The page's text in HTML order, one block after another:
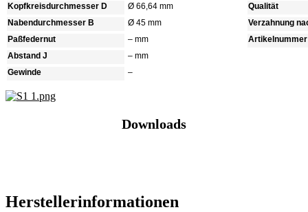
Kopfkreisdurchmesser D
Ø 66,64 mm
Nabendurchmesser B
Ø 45 mm
Paßfedernut
– mm
Abstand J
– mm
Gewinde
–
Qualität
Verzahnung
Artikelnummer
Downloads
Hersteller­informationen